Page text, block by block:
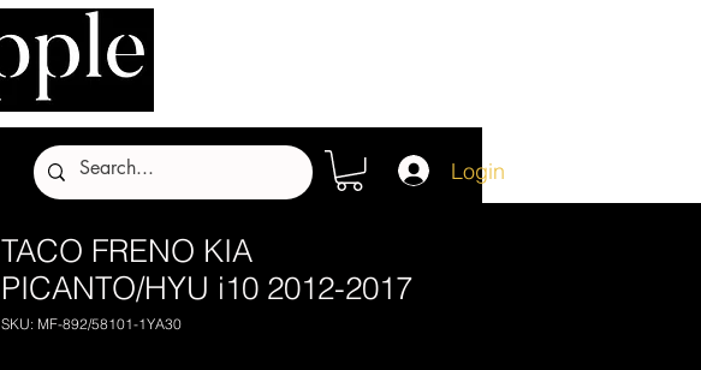
Login
TACO FRENO KIA
PICANTO/HYU i10 2012-2017
SKU: MF-892/58101-1YA30